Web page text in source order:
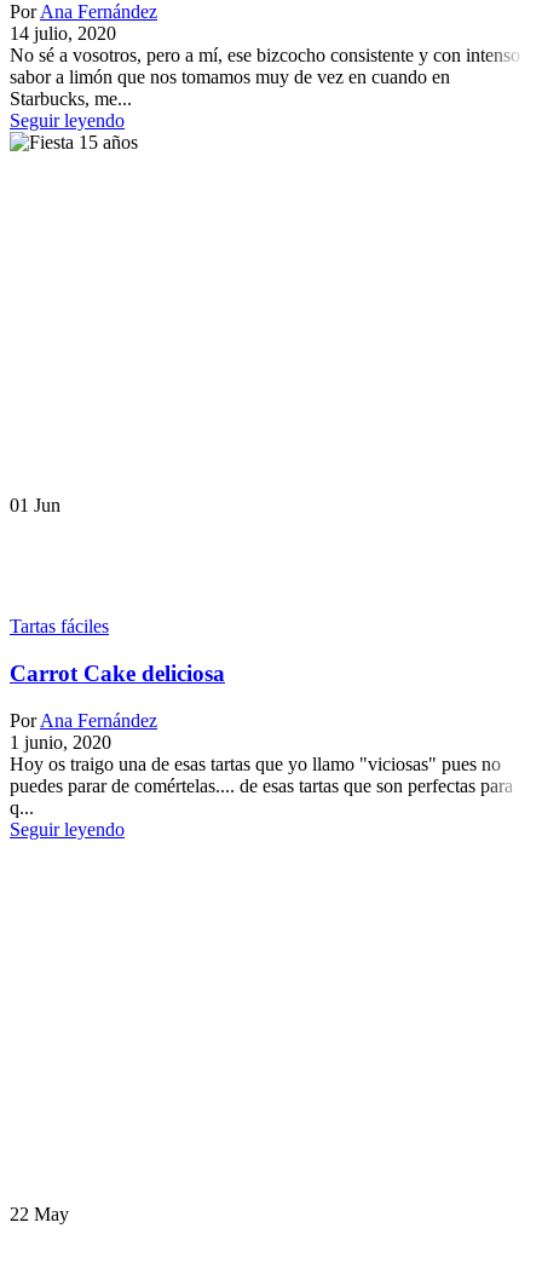
Por Ana Fernández
14 julio, 2020
No sé a vosotros, pero a mí, ese bizcocho consistente y con intenso
sabor a limón que nos tomamos muy de vez en cuando en
Starbucks, me...
Seguir leyendo
01 Jun
Tartas fáciles
Carrot Cake deliciosa
Por Ana Fernández
1 junio, 2020
Hoy os traigo una de esas tartas que yo llamo "viciosas" pues no
puedes parar de comértelas.... de esas tartas que son perfectas para
q...
Seguir leyendo
22 May